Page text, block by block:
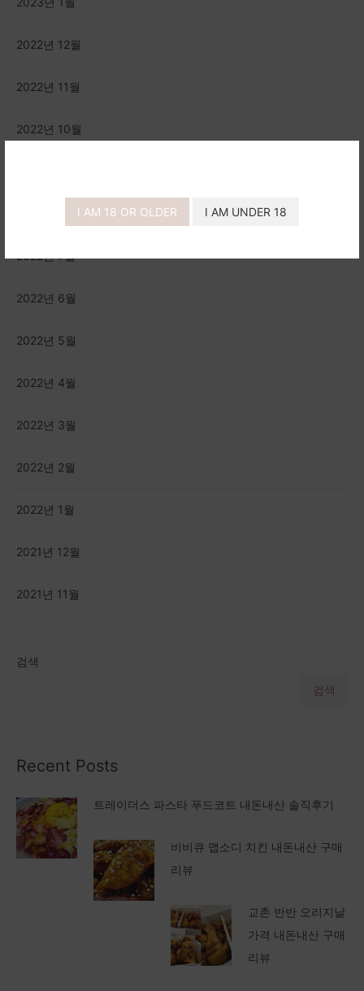
I AM 18 OR OLDER I AM UNDER 18
검색
검색
Recent Posts
트레이더스 파스타 푸드코트 내돈내산 솔직후기
비비큐 맵소디 치킨 내돈내산 구매
리뷰
교촌 반반 오리지날
가격 내돈내산 구매
리뷰
2022년 12월
2022년 11월
2022년 10월
2022년 7월
2022년 6월
2022년 5월
2022년 4월
2022년 3월
2022년 2월
2022년 1월
2021년 12월
2021년 11월